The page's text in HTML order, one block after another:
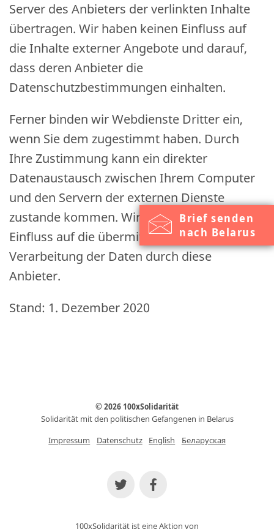
Brief senden
nach Belarus
Server des Anbieters der verlinkten Inhalte
übertragen. Wir haben keinen Einfluss auf
die Inhalte externer Angebote und darauf,
dass deren Anbieter die
Datenschutzbestimmungen einhalten.
Ferner binden wir Webdienste Dritter ein,
wenn Sie dem zugestimmt haben. Durch
Ihre Zustimmung kann ein direkter
Datenaustausch zwischen Ihrem Computer
und den Servern der externen Dienste
zustande kommen. Wir haben keinen
Einfluss auf die übermittelten Daten und die
Verarbeitung der Daten durch diese
Anbieter.
Stand: 1. Dezember 2020
© 2026 100xSolidarität
Solidarität mit den politischen Gefangenen in Belarus
Impressum
Datenschutz English Беларуская
100xSolidarität ist eine Aktion von